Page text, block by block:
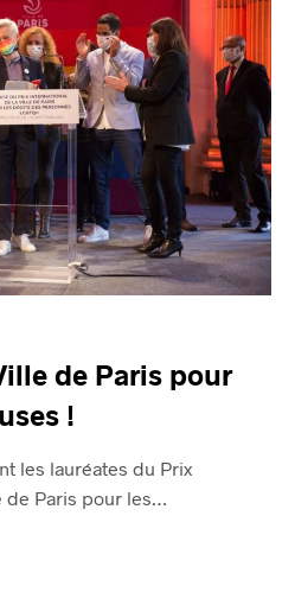
de Paris pour
!
les lauréates du Prix
Paris pour les…